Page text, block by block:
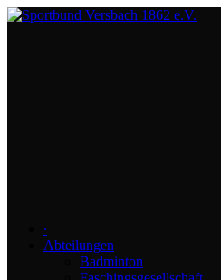
∙
Abteilungen
Badminton